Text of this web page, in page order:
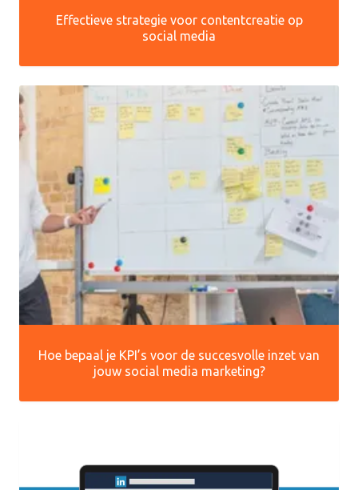
Effectieve strategie voor contentcreatie op
social media
Hoe bepaal je KPI’s voor de succesvolle inzet van
jouw social media marketing?